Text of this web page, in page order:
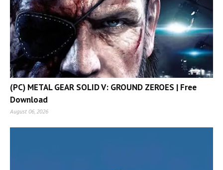
(PC) METAL GEAR SOLID V: GROUND ZEROES | Free
Download
August 06, 2026